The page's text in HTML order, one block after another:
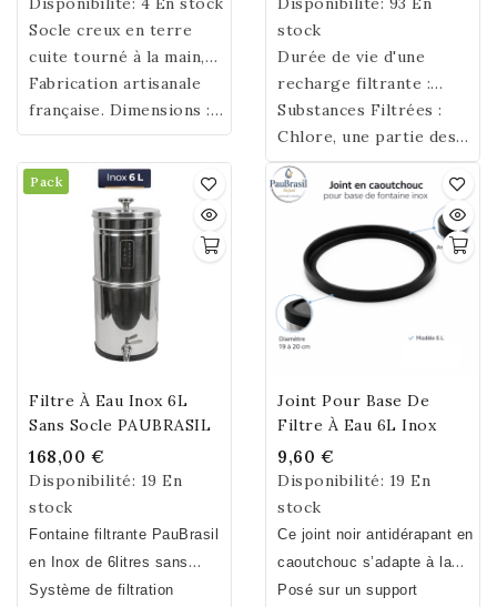
Socle creux en terre
cuite tourné à la main,
idéal pour surélever les
fontaines en céramique
PauBrasil. Sa cavité peut
accueillir jusqu'à 1 kg de
quartz, minéraux ou
aimants selon vos
pratiques.
Fabrication artisanale
française. Dimensions :
Ø 19,5 cm × H 8,5 cm.
Poids : 1 kg.
stock
Durée de vie d'une
recharge filtrante :
environ 500 litres. Il est
conseillé de changer la
recharge filtrante tous
les 4 à 6 mois selon la
dureté de l'eau. Sans
Bisphénol A, S, F.
Biodégradable.
Substances Filtrées :
Chlore, une partie des
contaminants présents
dans certains métaux
lourds, hydrocarbures,
pesticides, insecticides
... Certification NSF ®
Pack
Filtre À Eau Inox 6L
Sans Socle PAUBRASIL
168,00 €
Disponibilité: 19 En
stock
Fontaine filtrante PauBrasil
en Inox de 6litres sans
socle
Système de filtration
Joint Pour Base De
Filtre À Eau 6L Inox
9,60 €
Disponibilité: 19 En
stock
Ce joint noir antidérapant en
caoutchouc s’adapte à la
base du compartiment
Posé sur un support